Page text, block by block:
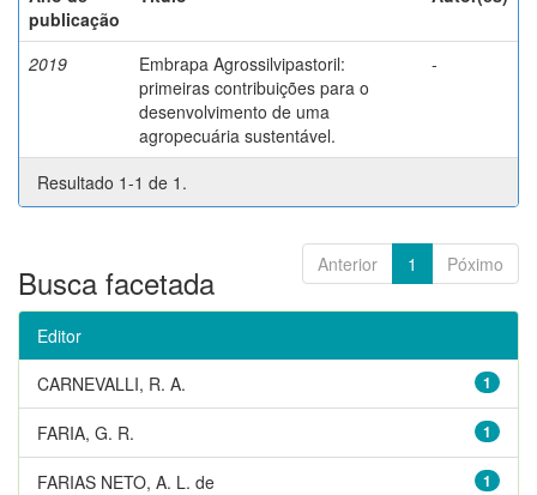
publicação
2019
Embrapa Agrossilvipastoril:
primeiras contribuições para o
desenvolvimento de uma
agropecuária sustentável.
-
Resultado 1-1 de 1.
Anterior 1 Póximo
Busca facetada
Editor
1
CARNEVALLI, R. A.
1
FARIA, G. R.
1
FARIAS NETO, A. L. de